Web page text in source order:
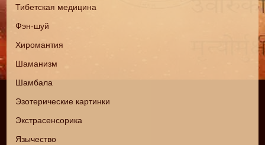
Тибетская медицина
Фэн-шуй
Хиромантия
Шаманизм
Шамбала
Эзотерические картинки
Экстрасенсорика
Язычество